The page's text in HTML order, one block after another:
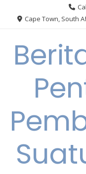
Cape Town, South